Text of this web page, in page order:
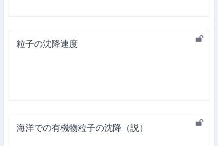
粒子の沈降速度
海洋での有機物粒子の沈降（説）